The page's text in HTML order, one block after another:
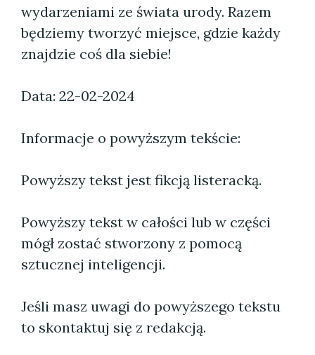
wydarzeniami ze świata urody. Razem
będziemy tworzyć miejsce, gdzie każdy
znajdzie coś dla siebie!
Data: 22-02-2024
Informacje o powyższym tekście:
Powyższy tekst jest fikcją listeracką.
Powyższy tekst w całości lub w części
mógł zostać stworzony z pomocą
sztucznej inteligencji.
Jeśli masz uwagi do powyższego tekstu
to skontaktuj się z redakcją.